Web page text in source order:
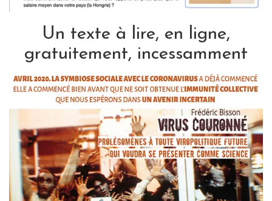
Un texte à lire, en ligne,
gratuitement, incessamment